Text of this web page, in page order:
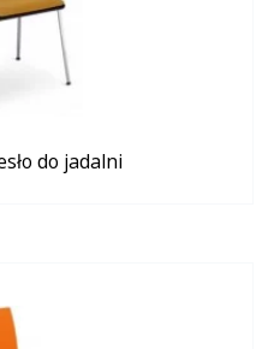
do jadalni